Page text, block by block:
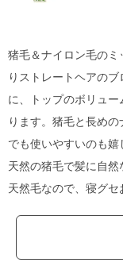
猪毛＆ナイロン毛の
りストレートヘアの
に、トップのボリュ
ります。猪毛と長め
でも使いやすいのも嬉
天然の猪毛で髪に自
天然毛なので、寝グセ